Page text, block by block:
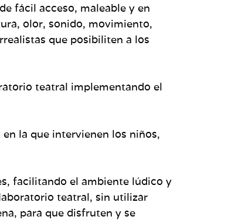
fácil acceso, maleable y en
olor, sonido, movimiento,
que posibiliten a los
teatral implementando el
la que intervienen los niños,
facilitando el ambiente lúdico y
teatral, sin utilizar
para que disfruten y se